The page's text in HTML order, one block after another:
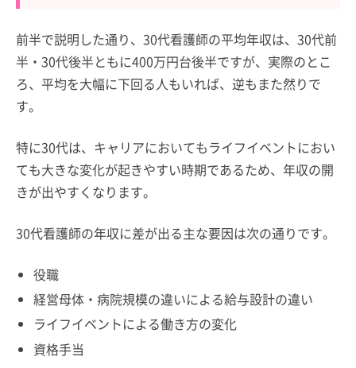
前半で説明した通り、30代看護師の平均年収は、30代前
半・30代後半ともに400万円台後半ですが、実際のとこ
ろ、平均を大幅に下回る人もいれば、逆もまた然りで
す。
特に30代は、キャリアにおいてもライフイベントにおい
ても大きな変化が起きやすい時期であるため、年収の開
きが出やすくなります。
30代看護師の年収に差が出る主な要因は次の通りです。
役職
経営母体・病院規模の違いによる給与設計の違い
ライフイベントによる働き方の変化
資格手当